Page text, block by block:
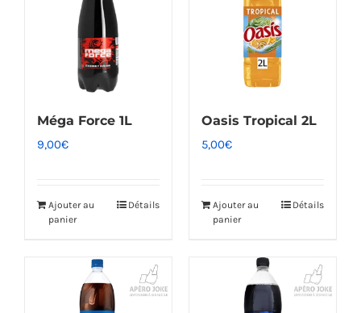
Méga Force 1L
9,00€
Ajouter au
panier
Détails
Oasis Tropical 2L
5,00€
Ajouter au
panier
Détails